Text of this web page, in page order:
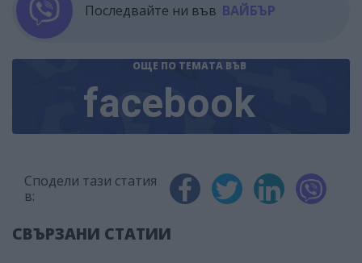
Последвайте ни във ВАЙБЪР
ОЩЕ ПО ТЕМАТА ВЪВ
facebook
Сподели тази статия
в:
СВЪРЗАНИ СТАТИИ